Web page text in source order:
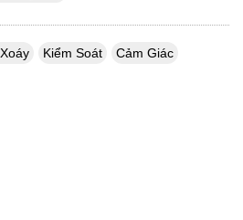
Kiểm Soát Cảm Giác